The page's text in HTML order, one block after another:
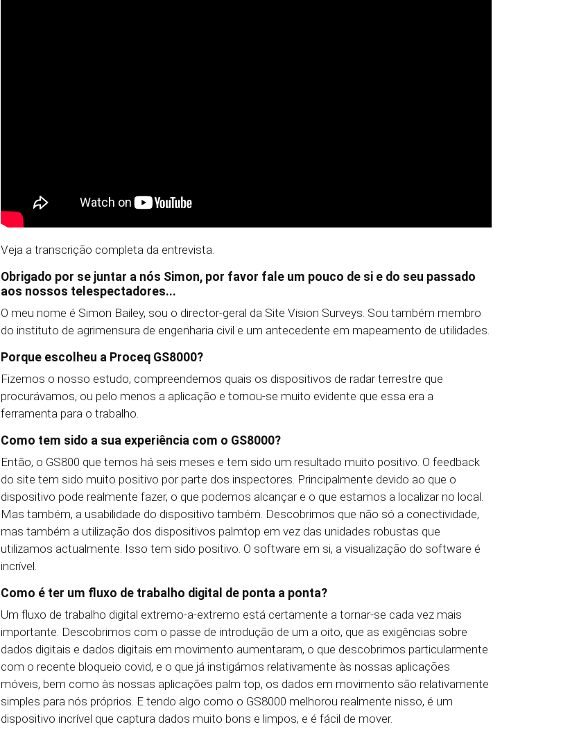
Veja a transcrição completa da entrevista.
Obrigado por se juntar a nós Simon, por favor fale um pouco de si e do seu passado
aos nossos telespectadores...
O meu nome é Simon Bailey, sou o director-geral da Site Vision Surveys. Sou também membro
do instituto de agrimensura de engenharia civil e um antecedente em mapeamento de utilidades.
Porque escolheu a Proceq GS8000?
Fizemos o nosso estudo, compreendemos quais os dispositivos de radar terrestre que
procurávamos, ou pelo menos a aplicação e tornou-se muito evidente que essa era a
ferramenta para o trabalho.
Como tem sido a sua experiência com o GS8000?
Então, o GS800 que temos há seis meses e tem sido um resultado muito positivo. O feedback
do site tem sido muito positivo por parte dos inspectores. Principalmente devido ao que o
dispositivo pode realmente fazer, o que podemos alcançar e o que estamos a localizar no local.
Mas também, a usabilidade do dispositivo também. Descobrimos que não só a conectividade,
mas também a utilização dos dispositivos palmtop em vez das unidades robustas que
utilizamos actualmente. Isso tem sido positivo. O software em si, a visualização do software é
incrível.
Como é ter um fluxo de trabalho digital de ponta a ponta?
Um fluxo de trabalho digital extremo-a-extremo está certamente a tornar-se cada vez mais
importante. Descobrimos com o passe de introdução de um a oito, que as exigências sobre
dados digitais e dados digitais em movimento aumentaram, o que descobrimos particularmente
com o recente bloqueio covid, e o que já instigámos relativamente às nossas aplicações
móveis, bem como às nossas aplicações palm top, os dados em movimento são relativamente
simples para nós próprios. E tendo algo como o GS8000 melhorou realmente nisso, é um
dispositivo incrível que captura dados muito bons e limpos, e é fácil de mover.